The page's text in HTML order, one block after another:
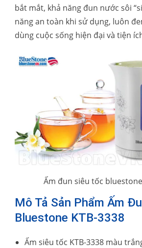
bắt mắt, khả năng đun nước sôi
năng an toàn khi sử dụng, luôn
dùng cuộc sống hiện đại và tiện
Ấm đun siêu tốc
Mô Tả Sản Phẩm Ấm
Bluestone KTB-3338
Ấm siêu tốc KTB-3338 màu